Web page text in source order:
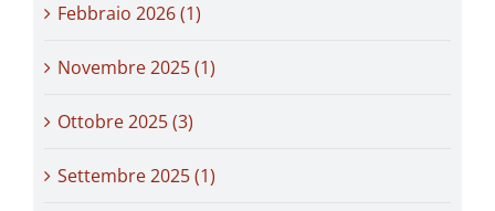
Febbraio 2026 (1)
Novembre 2025 (1)
Ottobre 2025 (3)
Settembre 2025 (1)